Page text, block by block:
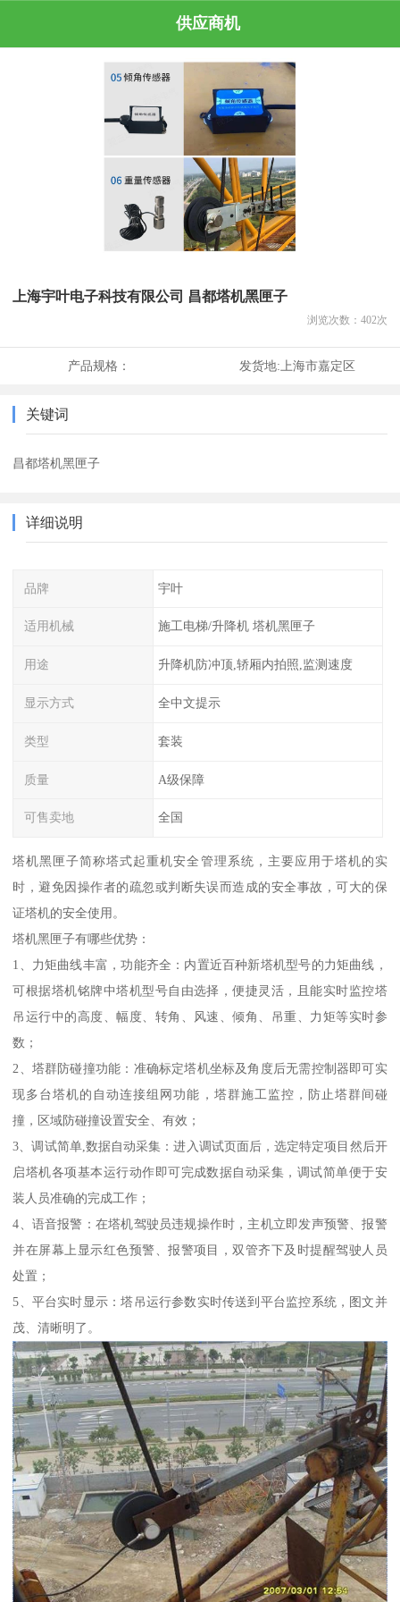
供应商机
上海宇叶电子科技有限公司 昌都塔机黑匣子
浏览次数： 402次
产品规格： 发货地:上海市嘉定区
关键词
昌都塔机黑匣子
详细说明
品牌 宇叶
适用机械 施工电梯/升降机 塔机黑匣子
用途 升降机防冲顶,轿厢内拍照,监测速度
显示方式 全中文提示
类型 套装
质量 A级保障
可售卖地 全国
塔机黑匣子简称塔式起重机安全管理系统，主要应用于塔机的实
时，避免因操作者的疏忽或判断失误而造成的安全事故，可大的保
证塔机的安全使用。
塔机黑匣子有哪些优势：
1、力矩曲线丰富，功能齐全：内置近百种新塔机型号的力矩曲线，
可根据塔机铭牌中塔机型号自由选择，便捷灵活，且能实时监控塔
吊运行中的高度、幅度、转角、风速、倾角、吊重、力矩等实时参
数；
2、塔群防碰撞功能：准确标定塔机坐标及角度后无需控制器即可实
现多台塔机的自动连接组网功能，塔群施工监控，防止塔群间碰
撞，区域防碰撞设置安全、有效；
3、调试简单,数据自动采集：进入调试页面后，选定特定项目然后开
启塔机各项基本运行动作即可完成数据自动采集，调试简单便于安
装人员准确的完成工作；
4、语音报警：在塔机驾驶员违规操作时，主机立即发声预警、报警
并在屏幕上显示红色预警、报警项目，双管齐下及时提醒驾驶人员
处置；
5、平台实时显示：塔吊运行参数实时传送到平台监控系统，图文并
茂、清晰明了。